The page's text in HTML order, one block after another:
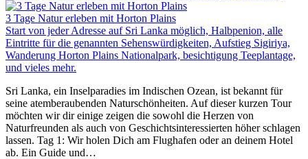
3 Tage Natur erleben mit Horton Plains
Start von jeder Adresse auf Sri Lanka möglich, Halbpenion, alle
Eintritte für die genannten Sehenswürdigkeiten, Aufstieg Sigiriya,
Wanderung Horton Plains Nationalpark, besichtigung Teeplantage,
und vieles mehr.
Sri Lanka, ein Inselparadies im Indischen Ozean, ist bekannt für
seine atemberaubenden Naturschönheiten. Auf dieser kurzen Tour
möchten wir dir einige zeigen die sowohl die Herzen von
Naturfreunden als auch von Geschichtsinteressierten höher schlagen
lassen. Tag 1: Wir holen Dich am Flughafen oder an deinem Hotel
ab. Ein Guide und…